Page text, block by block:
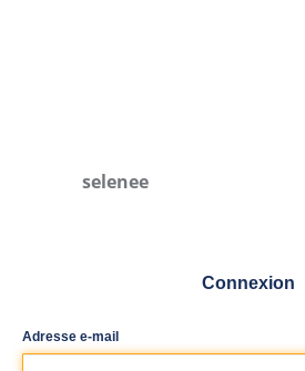
selenee
Connexion
Adresse e-mail